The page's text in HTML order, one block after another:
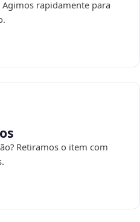
rapidamente para
Retiramos o item com